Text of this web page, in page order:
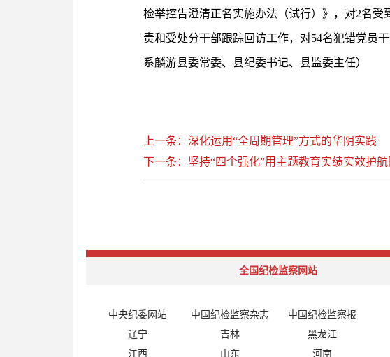
检举控告澄清正名实施办法（试行）》，对2名
责和受处分干部跟踪回访工作，对54名犯错党员
系麟游县委常委、县纪委书记、县监委主任）
上一条：深化运用“全周期管理”方式的华阴实践
下一条：坚持“四个强化”用主题教育实绩实效护
全国纪检监察网站
中央纪委网站 中国纪检监察杂志 中国纪检监察报
辽宁
吉林 黑龙江
江西
山东 河南